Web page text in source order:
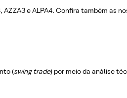
e ALPA4. Confira também as
(swing trade) por meio da análise